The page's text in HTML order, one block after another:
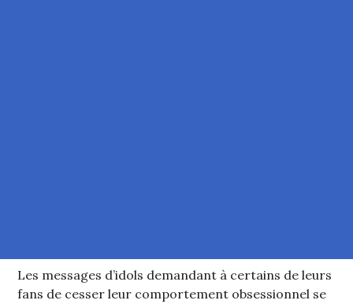
Les messages d’idols demandant à certains de leurs
fans de cesser leur comportement obsessionnel se